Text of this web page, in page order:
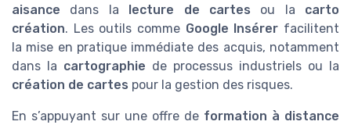
aisance dans la lecture de cartes ou la carto
création. Les outils comme Google Insérer facilitent
la mise en pratique immédiate des acquis, notamment
dans la cartographie de processus industriels ou la
création de cartes pour la gestion des risques.
En s’appuyant sur une offre de formation à distance